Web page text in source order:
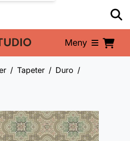
Meny
Tapeter
Duro